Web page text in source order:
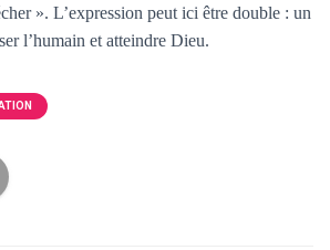
». L’expression peut ici être double : un
l’humain et atteindre Dieu.